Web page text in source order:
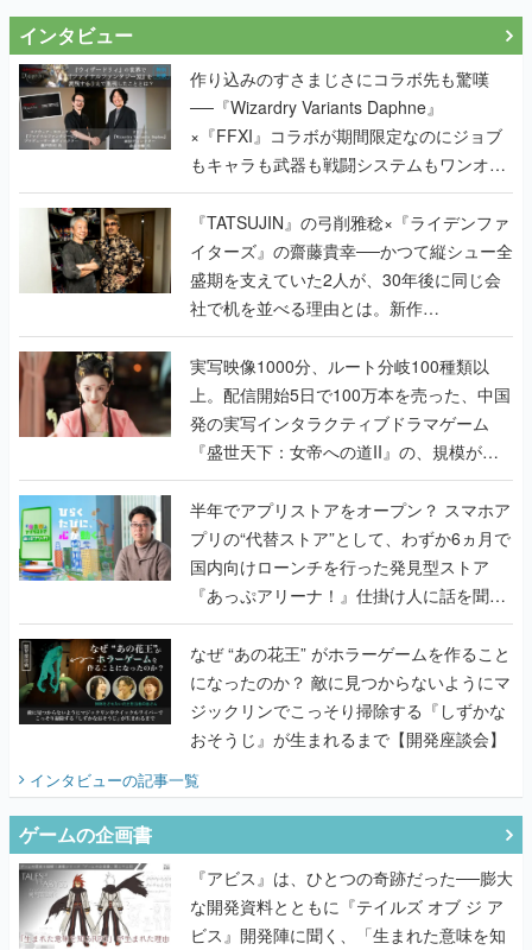
インタビュー
作り込みのすさまじさにコラボ先も驚嘆
──『Wizardry Variants Daphne』
×『FFXI』コラボが期間限定なのにジョブ
もキャラも武器も戦闘システムもワンオフ
で作り込まれた理由を両ディレクターに聞
く
『TATSUJIN』の弓削雅稔×『ライデンファ
イターズ』の齋藤貴幸──かつて縦シュー全
盛期を支えていた2人が、30年後に同じ会
社で机を並べる理由とは。新作
『TATSUJIN EXTREME』で初タッグを組
んだレジェンド2人に訊く開発秘話
実写映像1000分、ルート分岐100種類以
上。配信開始5日で100万本を売った、中国
発の実写インタラクティブドラマゲーム
『盛世天下：女帝への道II』の、規模が違
うこだわりをプロデューサーに聞いた
半年でアプリストアをオープン？ スマホア
プリの“代替ストア”として、わずか6ヵ月で
国内向けローンチを行った発見型ストア
『あっぷアリーナ！』仕掛け人に話を聞い
てみた
なぜ “あの花王” がホラーゲームを作ること
になったのか？ 敵に見つからないようにマ
ジックリンでこっそり掃除する『しずかな
おそうじ』が生まれるまで【開発座談会】
インタビューの記事一覧
ゲームの企画書
『アビス』は、ひとつの奇跡だった──膨大
な開発資料とともに『テイルズ オブ ジ ア
ビス』開発陣に聞く、「生まれた意味を知